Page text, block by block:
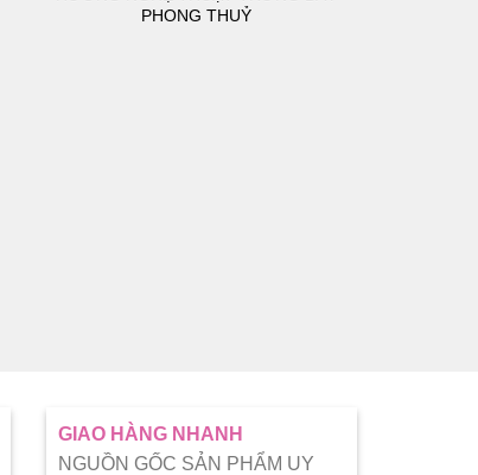
PHONG THUỶ
GIAO HÀNG NHANH
NGUỒN GỐC SẢN PHẨM UY